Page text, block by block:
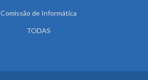
Comissão de Informática
TODAS